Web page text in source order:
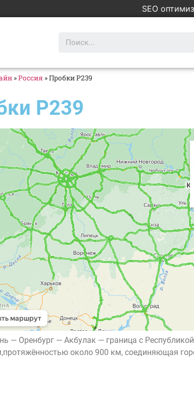
SEO
»Россия »Пробки Р239
Р239
— Оренбург — Акбулак — граница с
около 900 км, соединяющая